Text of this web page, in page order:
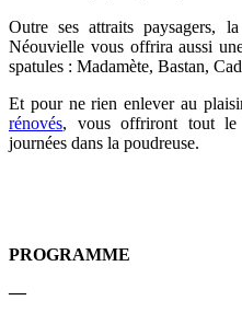
Outre ses attraits paysagers,
Néouvielle vous offrira aussi
spatules : Madamète, Bastan,
Et pour ne rien enlever au
rénovés, vous offriront tout le
journées dans la poudreuse.
PROGRAMME
—